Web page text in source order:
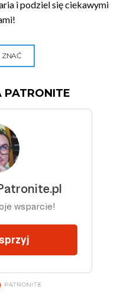
i podziel się ciekawymi
ZNAĆ
PATRONITE